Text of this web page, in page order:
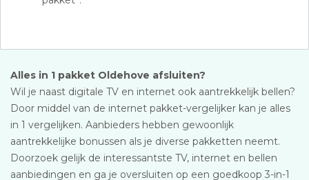
Alles in 1 pakket Oldehove afsluiten?
Wil je naast digitale TV en internet ook aantrekkelijk bellen?
Door middel van de internet pakket-vergelijker kan je alles
in 1 vergelijken. Aanbieders hebben gewoonlijk
aantrekkelijke bonussen als je diverse pakketten neemt.
Doorzoek gelijk de interessantste TV, internet en bellen
aanbiedingen en ga je oversluiten op een goedkoop 3-in-1